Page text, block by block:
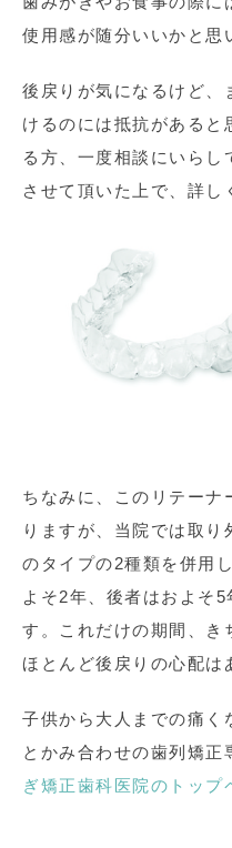
使用感が随分いいかと思
後戻りが気になるけど、
けるのには抵抗があると
る方、一度相談にいらし
させて頂いた上で、詳し
ちなみに、このリテーナ
りますが、当院では取
のタイプの2種類を併用
よそ2年、後者はおよそ
す。これだけの期間、き
ほとんど後戻りの心配は
子供から大人までの痛く
とかみ合わせの歯列矯
ぎ矯正歯科医院のトップ